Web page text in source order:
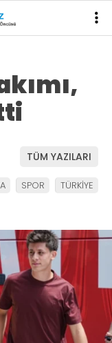
TÜM YAZILARI
SPOR TÜRKİYE